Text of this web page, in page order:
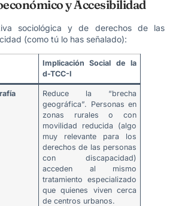
y Accesibilidad
sociológica y de derechos de las
(como tú lo has señalado):
Implicación Social de la
d-TCC-I
Reduce la “brecha
geográfica”. Personas en
zonas rurales o con
movilidad reducida (algo
muy relevante para los
derechos de las personas
con discapacidad)
acceden al mismo
tratamiento especializado
que quienes viven cerca
de centros urbanos.